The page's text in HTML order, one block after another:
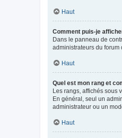
Haut
Comment puis-je
Dans le panneau de
administrateurs du forum
Haut
Quel est mon rang et
Les rangs, affichés sous
En général, seul un
administrateur ou un
Haut